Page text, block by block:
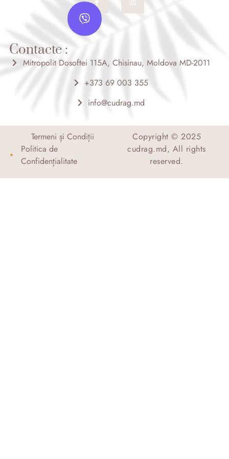
c
b
o
f
s
t
V
i
b
e
Contacte :
Mitropolit Dosoftei 115A, Chisinau, Moldova MD-2011
+373 69 003 355
info@cudrag.md
Termeni și Condiții
Politica de
Confidențialitate
Copyright © 2025
cudrag.md, All rights
reserved.